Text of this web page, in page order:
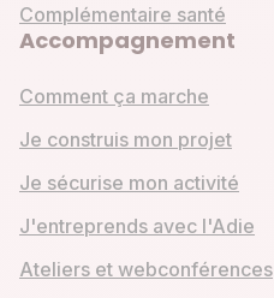
Complémentaire santé
Accompagnement
Comment ça marche
Je construis mon projet
Je sécurise mon activité
J'entreprends avec l'Adie
Ateliers et webconférences